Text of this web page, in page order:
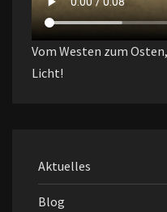
Vom Westen zum
Licht!
Aktuelles
Blog